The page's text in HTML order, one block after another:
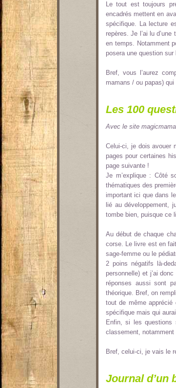
Le tout est toujours
encadrés mettent en
spécifique. La lecture
repères. Je l’ai lu
en temps. Notamment
posera une question
Bref, vous l’aurez
mamans / ou papas)
Les 100
Avec le site
Celui-ci, je dois avouer
pages pour certaines
page suivante !
Je m’explique : Côté
thématiques des
important ici que dans
lié au développement,
tombe bien, puisque ce
Au début de chaque
corse. Le livre est en
sage-femme ou le
2 poins négatifs là-
personnelle) et j’ai
réponses aussi sont
théorique. Bref, on
tout de même
spécifique mais qui
Enfin, si les questions
classement, notamment
Bref, celui-ci, je vais le
Journal d’un